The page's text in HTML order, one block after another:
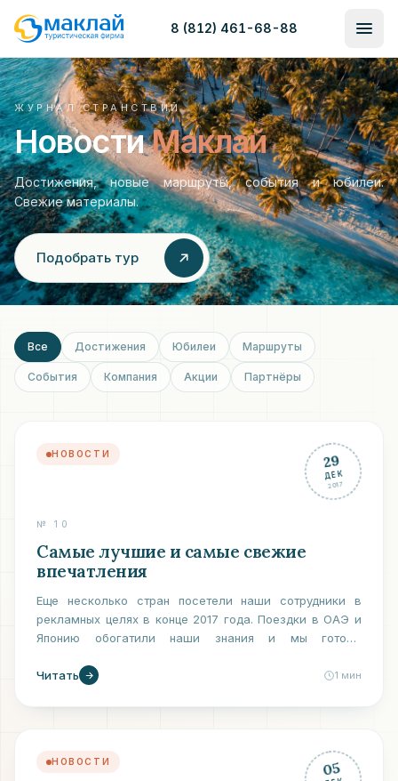
8 (812) 461-68-88
ЖУРНАЛ СТРАНСТВИЙ
НовостиМаклай
Достижения, новые маршруты, события и юбилеи.
Свежие материалы.
Подобрать тур
Все Достижения Юбилеи Маршруты
События Компания Акции Партнёры
НОВОСТИ 29
ДЕК
2017
№10
Самые лучшие и самые свежие
впечатления
Еще несколько стран посетели наши сотрудники в
рекламных целях в конце 2017 года. Поездки в ОАЭ и
Японию обогатили наши знания и мы готовы
Читать
1 мин
НОВОСТИ 05